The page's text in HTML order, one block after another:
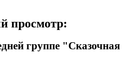
просмотр:
группе "Сказочная